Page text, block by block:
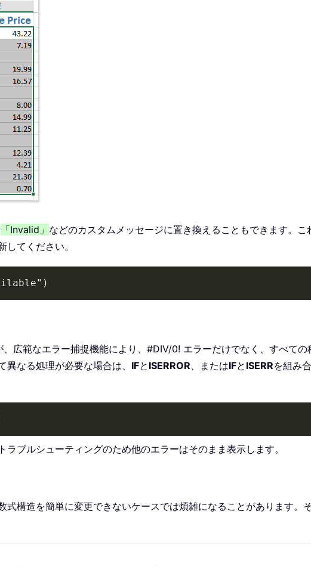
「Invalid」 などのカスタムメッセージに置き換えることもできます。
てください。
広範なエラー捕捉機能により、#DIV/0! エラーだけでなく、すべて
なる処理が必要な場合は、 IFと ISERROR、またはIFと ISERRを組み
ブルシューティングのため他のエラーはそのまま表示します。
式構造を簡単に変更できないケースでは煩雑になることがあります。